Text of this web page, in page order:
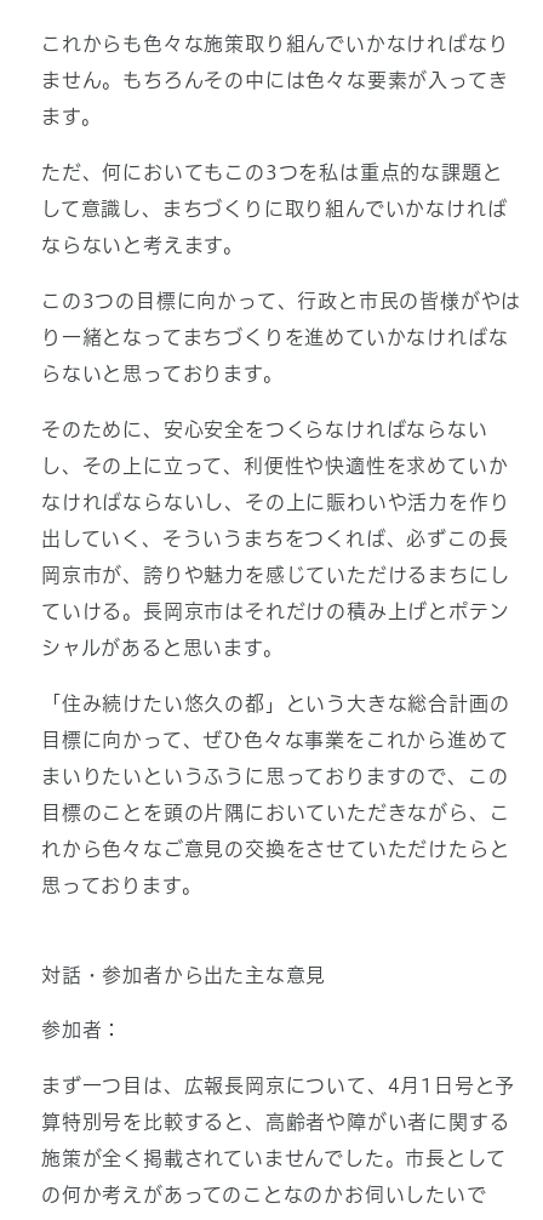
これからも色々な施策取り組んでいかなければなり
ません。もちろんその中には色々な要素が入ってき
ます。
ただ、何においてもこの3つを私は重点的な課題と
して意識し、まちづくりに取り組んでいかなければ
ならないと考えます。
この3つの目標に向かって、行政と市民の皆様がやは
り一緒となってまちづくりを進めていかなければな
らないと思っております。
そのために、安心安全をつくらなければならない
し、その上に立って、利便性や快適性を求めていか
なければならないし、その上に賑わいや活力を作り
出していく、そういうまちをつくれば、必ずこの長
岡京市が、誇りや魅力を感じていただけるまちにし
ていける。長岡京市はそれだけの積み上げとポテン
シャルがあると思います。
「住み続けたい悠久の都」という大きな総合計画の
目標に向かって、ぜひ色々な事業をこれから進めて
まいりたいというふうに思っておりますので、この
目標のことを頭の片隅においていただきながら、こ
れから色々なご意見の交換をさせていただけたらと
思っております。
対話・参加者から出た主な意見
参加者：
まず一つ目は、広報長岡京について、4月1日号と予
算特別号を比較すると、高齢者や障がい者に関する
施策が全く掲載されていませんでした。市長として
の何か考えがあってのことなのかお伺いしたいで